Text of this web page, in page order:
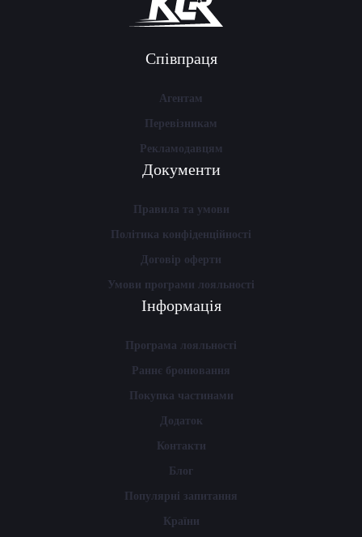
Співпраця
Агентам
Перевізникам
Рекламодавцям
Документи
Правила та умови
Політика конфіденційності
Договір оферти
Умови програми лояльності
Інформація
Програма лояльності
Раннє бронювання
Покупка частинами
Додаток
Контакти
Блог
Популярні запитання
Країни